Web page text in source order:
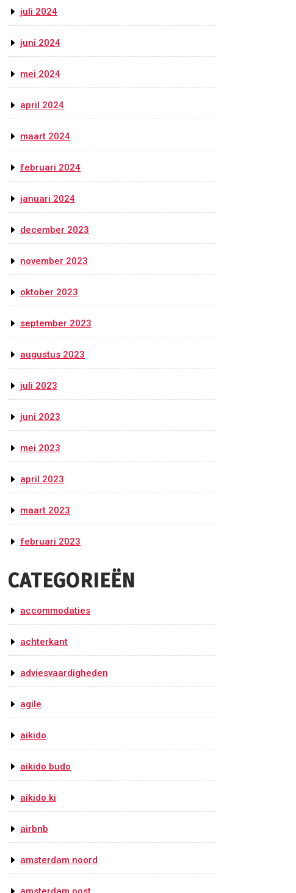
juli 2024
juni 2024
mei 2024
april 2024
maart 2024
februari 2024
januari 2024
december 2023
november 2023
oktober 2023
september 2023
augustus 2023
juli 2023
juni 2023
mei 2023
april 2023
maart 2023
februari 2023
CATEGORIEËN
accommodaties
achterkant
adviesvaardigheden
agile
aikido
aikido budo
aikido ki
airbnb
amsterdam noord